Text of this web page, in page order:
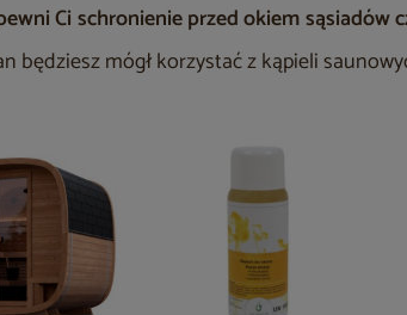
Ci schronienie przed okiem sąsiadów
będziesz mógł korzystać z kąpieli